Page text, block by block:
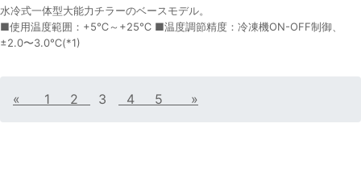
水冷式一体型大能力チラーのベースモデル。
■使用温度範囲：+5℃～+25℃ ■温度調節精度：冷凍機ON-OFF制御、
±2.0〜3.0℃(*1)
« 1 2 3 4 5 »